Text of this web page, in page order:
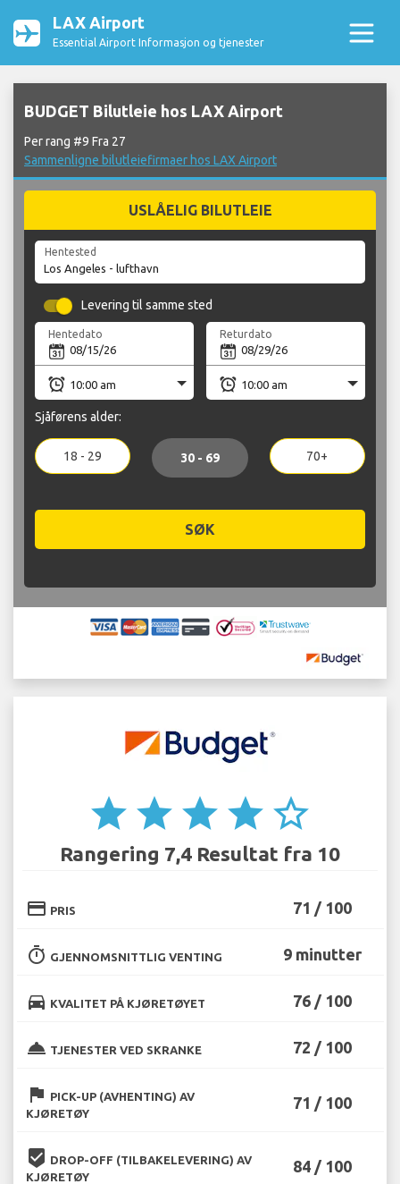
LAX Airport
Essential Airport Informasjon og tjenester
BUDGET Bilutleie hos LAX Airport
Per rang #9 Fra 27
Sammenligne bilutleiefirmaer hos LAX Airport
USLÅELIG BILUTLEIE
Hentested
Levering til samme sted
Hentedato Returdato
Sjåførens alder:
18 - 29 30 - 69 70+
SØK
star star star star star_border
Rangering 7,4 Resultat fra 10
credit_card PRIS 71 / 100
timer GJENNOMSNITTLIG VENTING 9 minutter
directions_car KVALITET PÅ KJØRETØYET 76 / 100
room_service TJENESTER VED SKRANKE 72 / 100
flag PICK-UP (AVHENTING) AV
KJØRETØY
71 / 100
beenhere DROP-OFF (TILBAKELEVERING) AV
KJØRETØY
84 / 100